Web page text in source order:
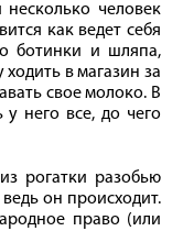
человек
как ведет себя
ботинки и шляпа,
в магазин за
свое молоко. В
у него все, до чего
рогатки разобью
он происходит.
право (или